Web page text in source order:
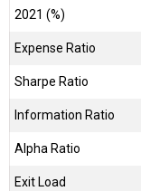
2021 (%)
Expense Ratio
Sharpe Ratio
Information Ratio
Alpha Ratio
Exit Load